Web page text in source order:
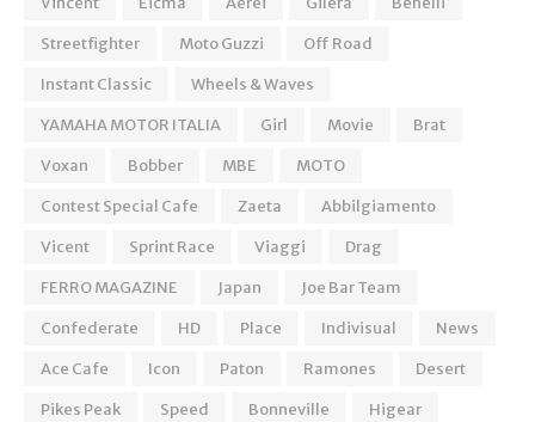
Streetfighter
Moto Guzzi
Off Road
Instant Classic
Wheels & Waves
YAMAHA MOTOR ITALIA
Girl Movie
Brat
Voxan
Bobber MBE
MOTO
Contest Special Cafe
Zaeta
Abbilgiamento
Vicent
Sprint Race Viaggi
Drag
FERRO MAGAZINE
Japan
Joe Bar Team
Confederate
HD Place Indivisual
News
Ace Cafe
Icon Paton Ramones
Desert
Pikes Peak
Speed Bonneville
Higear